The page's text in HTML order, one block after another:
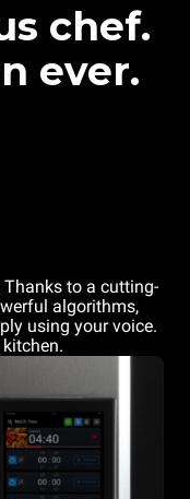
chef.
ever.
Thanks to a cutting-
algorithms,
using your voice.